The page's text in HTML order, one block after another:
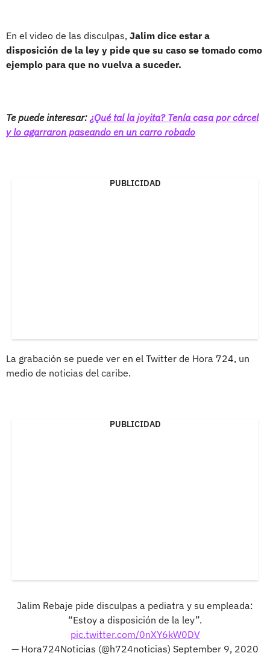
En el video de las disculpas, Jalim dice estar a
disposición de la ley y pide que su caso se tomado como
ejemplo para que no vuelva a suceder.
Te puede interesar: ¿Qué tal la joyita? Tenía casa por cárcel
y lo agarraron paseando en un carro robado
PUBLICIDAD
La grabación se puede ver en el Twitter de Hora 724, un
medio de noticias del caribe.
PUBLICIDAD
Jalim Rebaje pide disculpas a pediatra y su empleada:
“Estoy a disposición de la ley”.
pic.twitter.com/0nXY6kW0DV
— Hora724Noticias (@h724noticias) September 9, 2020